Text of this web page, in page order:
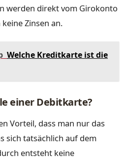
werden direkt vom Girokonto
Zinsen an.
Welche Kreditkarte ist die
einer Debitkarte?
Vorteil, dass man nur das
sich tatsächlich auf dem
entsteht keine